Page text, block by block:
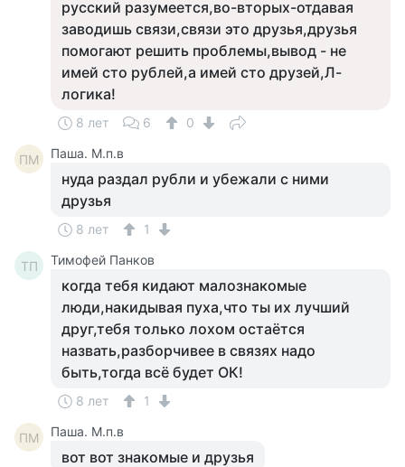
русский разумеется,во-вторых-отдавая
заводишь связи,связи это друзья,друзья
помогают решить проблемы,вывод - не
имей сто рублей,а имей сто друзей,Л-
логика!
8 лет 6 0
ПМ Паша. М.п.в
нуда раздал рубли и убежали с ними
друзья
8 лет 1
ТП Тимофей Панков
когда тебя кидают малознакомые
люди,накидывая пуха,что ты их лучший
друг,тебя только лохом остаётся
назвать,разборчивее в связях надо
быть,тогда всё будет ОК!
8 лет 1
ПМ Паша. М.п.в
вот вот знакомые и друзья